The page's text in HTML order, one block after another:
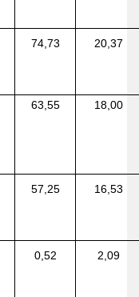
74,73 20,37
63,55 18,00
57,25 16,53
0,52 2,09